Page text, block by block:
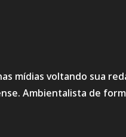
mídias voltando sua
Ambientalista de